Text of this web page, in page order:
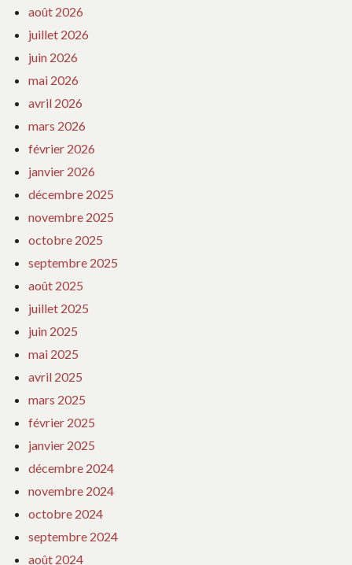
août 2026
juillet 2026
juin 2026
mai 2026
avril 2026
mars 2026
février 2026
janvier 2026
décembre 2025
novembre 2025
octobre 2025
septembre 2025
août 2025
juillet 2025
juin 2025
mai 2025
avril 2025
mars 2025
février 2025
janvier 2025
décembre 2024
novembre 2024
octobre 2024
septembre 2024
août 2024